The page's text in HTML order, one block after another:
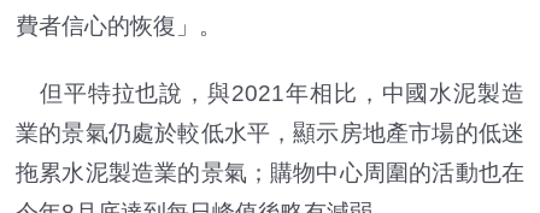
費者信心的恢復」。
但平特拉也說，與2021年相比，中國水泥製造
業的景氣仍處於較低水平，顯示房地產市場的低迷
拖累水泥製造業的景氣；購物中心周圍的活動也在